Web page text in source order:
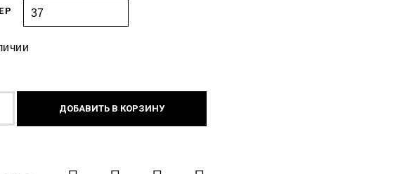
ДОБАВИТЬ В КОРЗИНУ